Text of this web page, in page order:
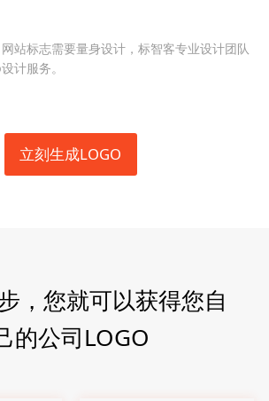
站标志需要量身设计，标智客专业设计团队
计服务。
立刻生成LOGO
，您就可以获得您自
的公司LOGO